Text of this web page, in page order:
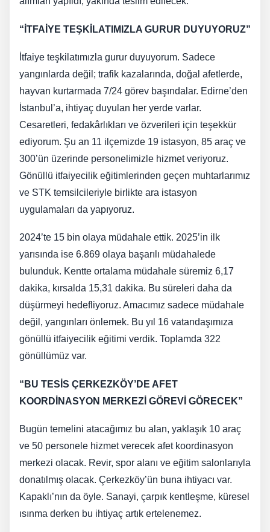
“İTFAİYE TEŞKİLATIMIZLA GURUR DUYUYORUZ”
İtfaiye teşkilatımızla gurur duyuyorum. Sadece
yangınlarda değil; trafik kazalarında, doğal afetlerde,
hayvan kurtarmada 7/24 görev başındalar. Edirne’den
İstanbul’a, ihtiyaç duyulan her yerde varlar.
Cesaretleri, fedakârlıkları ve özverileri için teşekkür
ediyorum. Şu an 11 ilçemizde 19 istasyon, 85 araç ve
300’ün üzerinde personelimizle hizmet veriyoruz.
Gönüllü itfaiyecilik eğitimlerinden geçen muhtarlarımız
ve STK temsilcileriyle birlikte ara istasyon
uygulamaları da yapıyoruz.
2024’te 15 bin olaya müdahale ettik. 2025’in ilk
yarısında ise 6.869 olaya başarılı müdahalede
bulunduk. Kentte ortalama müdahale süremiz 6,17
dakika, kırsalda 15,31 dakika. Bu süreleri daha da
düşürmeyi hedefliyoruz. Amacımız sadece müdahale
değil, yangınları önlemek. Bu yıl 16 vatandaşımıza
gönüllü itfaiyecilik eğitimi verdik. Toplamda 322
gönüllümüz var.
“BU TESİS ÇERKEZKÖY’DE AFET
KOORDİNASYON MERKEZİ GÖREVİ GÖRECEK”
Bugün temelini atacağımız bu alan, yaklaşık 10 araç
ve 50 personele hizmet verecek afet koordinasyon
merkezi olacak. Revir, spor alanı ve eğitim salonlarıyla
donatılmış olacak. Çerkezköy’ün buna ihtiyacı var.
Kapaklı’nın da öyle. Sanayi, çarpık kentleşme, küresel
ısınma derken bu ihtiyaç artık ertelenemez.